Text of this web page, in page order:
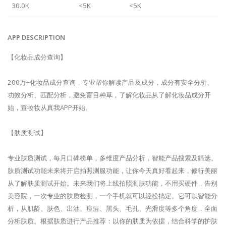
30.0K <5K <5K
APP DESCRIPTION
【化妆品成分查询】
200万+化妆品成分查询，专业帮你解读产品及成分，成分有安全分析、
功效分析、匹配分析，避免盲目种草，了解化妆品从了解化妆品成分开
始，查妆妆从真我APP开始。
【肤质测试】
专业肤质测试，每月口碑榜单，多维度产品分析，智能产品搜索及筛选。
肤质测试功能未来将开启拍照测服功能，让你今天真好看起来，修行美丽
从了解肤质测试开始。未来我们将上线拍照测肤功能，不用买硬件，告别
美容院，一次专业的肤质检测，一个手机就可以轻松搞定。它可以智能分
析，从肌龄、肤色、出油、痘痘、黑头、毛孔、光滑度等多个角度，全面
分析肤质。根据肤质进行产品推荐：以你的肤质为依据，结合科学的护肤